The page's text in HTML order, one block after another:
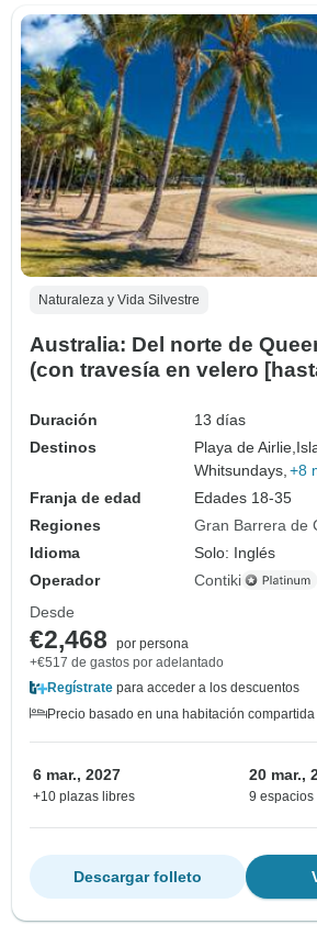
Naturaleza y Vida Silvestre
Australia: Del norte de
(con travesía en velero
Duración
13 días
Destinos
Playa de Airlie,
Whitsundays, +8
Franja de edad
Edades 18-35
Regiones
Gran Barrera de
Idioma
Solo: Inglés
Operador
Contiki
Desde
€2,468
por persona
+€517 de gastos por adelantado
Regístrate para acceder a los descuentos
Precio basado en una habitación compartida
6 mar., 2027
+10 plazas libres
20 mar.,
9 espacios
Descargar folleto